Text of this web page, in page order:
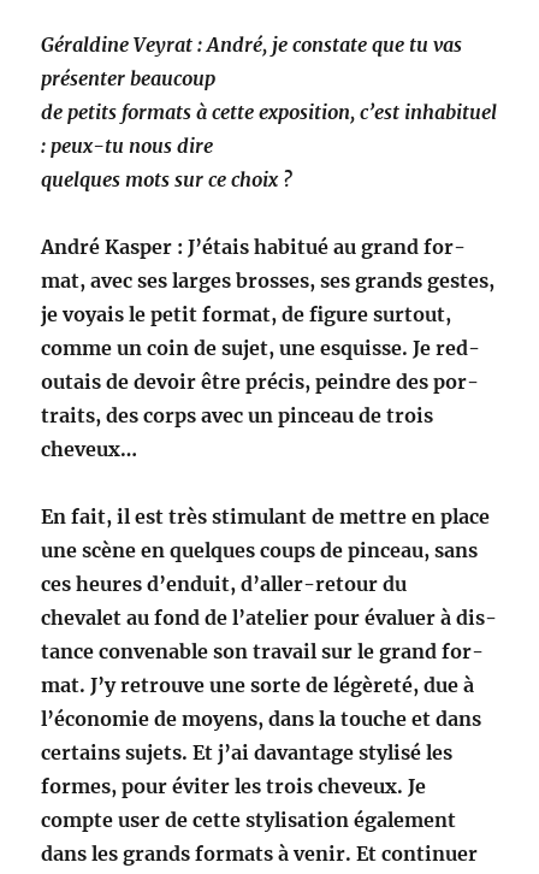
Géral­dine Veyrat : André, je con­state que tu vas
présen­ter beaucoup
de petits for­mats à cette expo­si­tion, c’est inhab­ituel
: peux-tu nous dire
quelques mots sur ce choix ?
André Kasper : J’étais habitué au grand for­
mat, avec ses larges bross­es,ses grands gestes,
je voy­ais le petit for­mat, de fig­ure surtout,
comme uncoin de sujet, une esquisse. Je red­
outais de devoir être pré­cis, pein­dredes por­
traits, des corps avec un pinceau de trois
cheveux…
En fait, il est très stim­u­lant de met­tre en place
une scène en quelquescoups de pinceau, sans
ces heures d’enduit, d’aller-retour du
chevaletau fond de l’atelier pour éval­uer à dis­
tance con­ven­able son tra­vail surle grand for­
mat. J’y retrou­ve une sorte de légèreté, due à
l’économiede moyens, dans la touche et dans
cer­tains sujets. Et j’ai davan­tagestyl­isé les
formes, pour éviter les trois cheveux. Je
compte user de cettestyl­i­sa­tion égale­ment
dans les grands for­mats à venir. Et con­tin­uer